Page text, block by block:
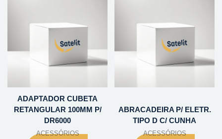
ADAPTADOR CUBETA
RETANGULAR 100MM P/
DR6000
ACESSÓRIOS
ABRACADEIRA P/ ELETR.
TIPO D C/ CUNHA
ACESSÓRIOS